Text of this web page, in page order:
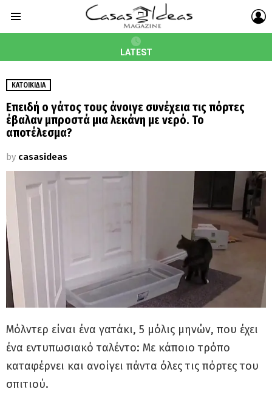
LATEST
ΚΑΤΟΙΚΊΔΙΑ
Επειδή ο γάτος τους άνοιγε συνέχεια τις πόρτες
έβαλαν μπροστά μια λεκάνη με νερό. Το
αποτέλεσμα?
by casasideas
Μόλντερ είναι ένα γατάκι, 5 μόλις μηνών, που έχει
ένα εντυπωσιακό ταλέντο: Με κάποιο τρόπο
καταφέρνει και ανοίγει πάντα όλες τις πόρτες του
σπιτιού.